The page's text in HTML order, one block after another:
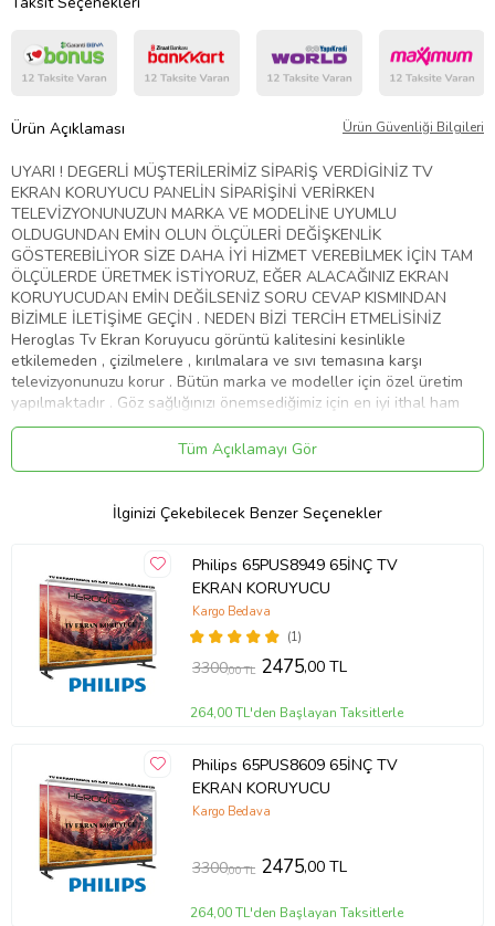
Ürün Açıklaması Ürün Güvenliği Bilgileri
UYARI ! DEGERLİ MÜŞTERİLERİMİZ SİPARİŞ VERDİGİNİZ TV
EKRAN KORUYUCU PANELİN SİPARİŞİNİ VERİRKEN
TELEVİZYONUNUZUN MARKA VE MODELİNE UYUMLU
OLDUGUNDAN EMİN OLUN ÖLÇÜLERİ DEĞİŞKENLİK
GÖSTEREBİLİYOR SİZE DAHA İYİ HİZMET VEREBİLMEK İÇİN TAM
ÖLÇÜLERDE ÜRETMEK İSTİYORUZ, EĞER ALACAĞINIZ EKRAN
KORUYUCUDAN EMİN DEĞİLSENİZ SORU CEVAP KISMINDAN
BİZİMLE İLETİŞİME GEÇİN . NEDEN BİZİ TERCİH ETMELİSİNİZ
Heroglas Tv Ekran Koruyucu görüntü kalitesini kesinlikle
etkilemeden , çizilmelere , kırılmalara ve sıvı temasına karşı
televizyonunuzu korur . Bütün marka ve modeller için özel üretim
yapılmaktadır . Göz sağlığınızı önemsediğimiz için en iyi ithal ham
maddeyi kullanıyoruz .Ekranınızın yıllar sonra dahi ilk gün ki gibi
kalmasını sağlar Ürünlerimiz görüntü , solma ve sararma kaybına
karşı 10 yıl garanti kapsamındadır . Full HD 4K - 8K ve tüm TV' ler
%100 şeffaflığa sahiptir. Televizyon ekranından 10 kat daha
sağlamdır . Cam gibi keskin değildir.Size ve çoçuklarınıza zarar
Ürünümüzü televizyonunuza birebir ölçüde yaptığımız için ve
tamamen şeffaf bir görünüme sahip olduğu için farkedilmez. Nemli
ve yumuşak mikrofiber bez ile kolaylıkla silebilirsiniz . Montajı kolay
ve zahmetsizdir. Servis gerekmemektedir . Ürünümüz özel
ambalajında son derece korunaklı bir şekilde gelmektedir . ''
HEROGLAS EVİNİZDEKİ KAHRAMAN '' Whatsap iletişim hattı :
05533058368
Tüm Açıklamayı Gör
İlginizi Çekebilecek Benzer Seçenekler
Philips 65PUS8949 65İNÇ TV
EKRAN KORUYUCU
(1)
Kargo Bedava
3300,00 TL 2475,00 TL
264,00 TL'den Başlayan Taksitlerle
Philips 65PUS8609 65İNÇ TV
EKRAN KORUYUCU
Kargo Bedava
3300,00 TL 2475,00 TL
264,00 TL'den Başlayan Taksitlerle